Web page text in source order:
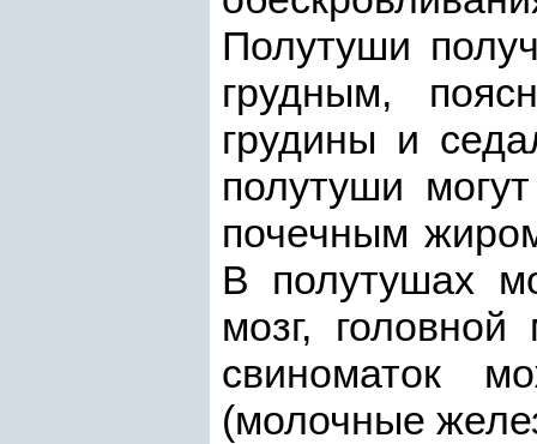
Полутуши
грудным,
грудины и
полутуши
почечным
В полутушах
мозг,
свиноматок
(молочные